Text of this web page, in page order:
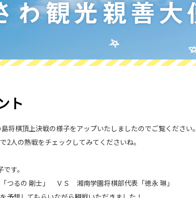
ト
棋頂上決戦の様子をアップいたしましたのでご覧ください。
2人の熱戦をチェックしてみてくださいね。
です。
つるの 剛士」 ＶＳ 湘南学園将棋部代表「徳永 琳」